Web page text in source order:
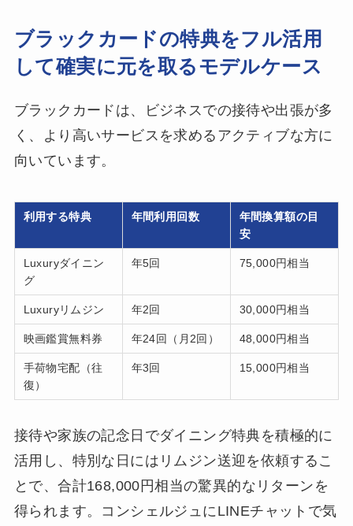
ブラックカードの特典をフル活用
して確実に元を取るモデルケース
ブラックカードは、ビジネスでの接待や出張が多
く、より高いサービスを求めるアクティブな方に
向いています。
利用する特典 年間利用回数
年間換算額の目
安
Luxuryダイニン
グ
年5回 75,000円相当
Luxuryリムジン 年2回 30,000円相当
映画鑑賞無料券 年24回（月2回） 48,000円相当
手荷物宅配（往
復）
年3回 15,000円相当
接待や家族の記念日でダイニング特典を積極的に
活用し、特別な日にはリムジン送迎を依頼するこ
とで、合計168,000円相当の驚異的なリターンを
得られます。コンシェルジュにLINEチャットで気